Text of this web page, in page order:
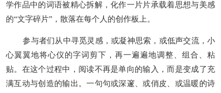
学作品中的词语被精心拆解，化作一片片承载着思想与美感
的“文字碎片”，散落在每个人的创作板上。
参与者们从中寻觅灵感，或凝神思索，或低声交流，小
心翼翼地将心仪的字词剪下，再一遍遍地调整、组合、粘
贴。在这个过程中，阅读不再是单向的输入，而是变成了充
满互动与创造的输出。一句句或深邃、或俏皮、或温暖的诗